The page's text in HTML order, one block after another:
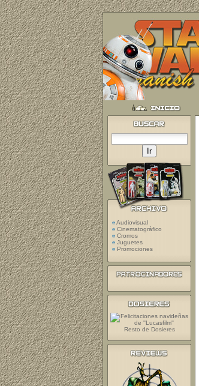
Audiovisual
Cinematográfico
Cromos
Juguetes
Promociones
Resto de Dosieres